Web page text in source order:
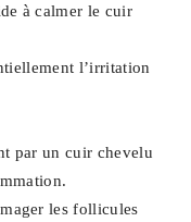
à calmer le cuir
l’irritation
par un cuir chevelu
les follicules